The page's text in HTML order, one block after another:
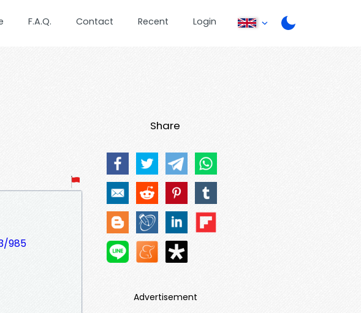
F.A.Q. Contact Recent Login
985
Share
Advertisement